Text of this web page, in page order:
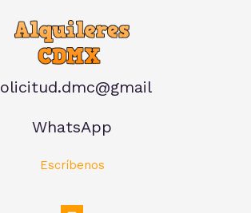
WhatsApp
Escríbenos